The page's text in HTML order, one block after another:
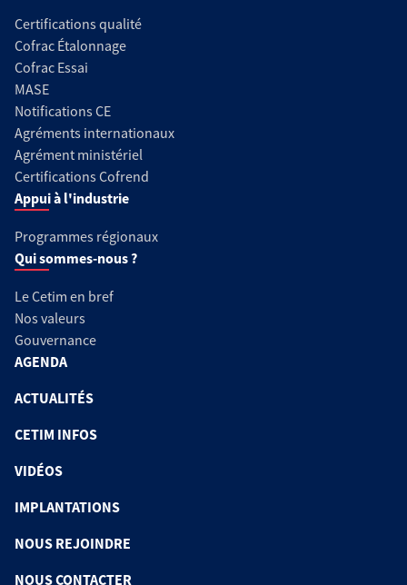
Certifications qualité
Cofrac Étalonnage
Cofrac Essai
MASE
Notifications CE
Agréments internationaux
Agrément ministériel
Certifications Cofrend
Appui à l'industrie
Programmes régionaux
Qui sommes-nous ?
Le Cetim en bref
Nos valeurs
Gouvernance
AGENDA
ACTUALITÉS
CETIM INFOS
VIDÉOS
IMPLANTATIONS
NOUS REJOINDRE
NOUS CONTACTER